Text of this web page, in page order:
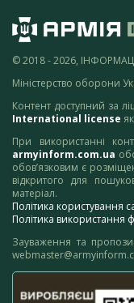
© 2018 - 2026,
Міністерство оборони
Контент доступний за
International license
При використанні
armyinform.com.ua
обов’язковим є
відкритого для
матеріал.
Політика користування
Політика використання
Зауваження та